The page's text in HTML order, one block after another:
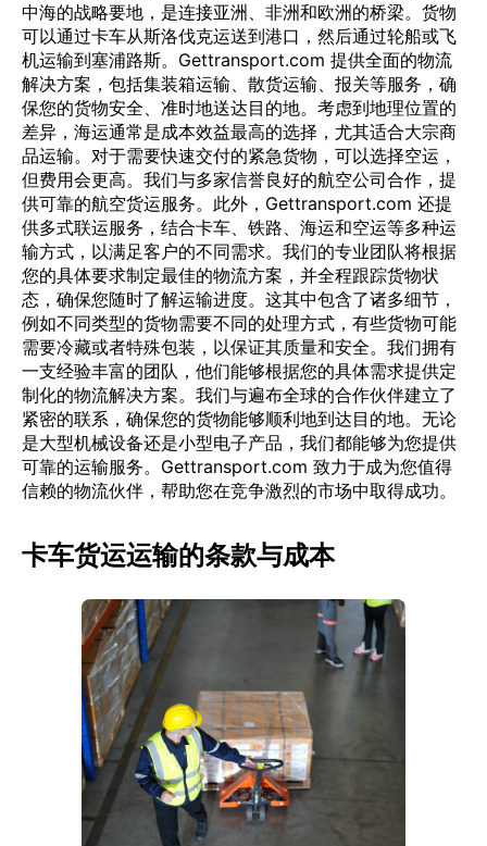
中海的战略要地，是连接亚洲、非洲和欧洲的桥梁。货物
可以通过卡车从斯洛伐克运送到港口，然后通过轮船或飞
机运输到塞浦路斯。Gettransport.com 提供全面的物流
解决方案，包括集装箱运输、散货运输、报关等服务，确
保您的货物安全、准时地送达目的地。考虑到地理位置的
差异，海运通常是成本效益最高的选择，尤其适合大宗商
品运输。对于需要快速交付的紧急货物，可以选择空运，
但费用会更高。我们与多家信誉良好的航空公司合作，提
供可靠的航空货运服务。此外，Gettransport.com 还提
供多式联运服务，结合卡车、铁路、海运和空运等多种运
输方式，以满足客户的不同需求。我们的专业团队将根据
您的具体要求制定最佳的物流方案，并全程跟踪货物状
态，确保您随时了解运输进度。这其中包含了诸多细节，
例如不同类型的货物需要不同的处理方式，有些货物可能
需要冷藏或者特殊包装，以保证其质量和安全。我们拥有
一支经验丰富的团队，他们能够根据您的具体需求提供定
制化的物流解决方案。我们与遍布全球的合作伙伴建立了
紧密的联系，确保您的货物能够顺利地到达目的地。无论
是大型机械设备还是小型电子产品，我们都能够为您提供
可靠的运输服务。Gettransport.com 致力于成为您值得
信赖的物流伙伴，帮助您在竞争激烈的市场中取得成功。
卡车货运运输的条款与成本